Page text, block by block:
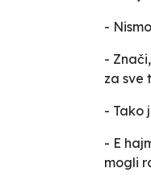
-
-
za sve
- Tako
- E
mogli